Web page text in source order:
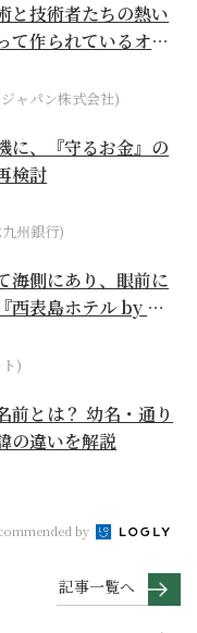
と技術者たちの熱い
て作られているオー
ャパン株式会社)
に、『守るお金』の
検討
州銀行)
海側にあり、眼前に
西表島ホテル by 星
)
前とは？ 幼名・通り
の違いを解説
by
記事一覧へ